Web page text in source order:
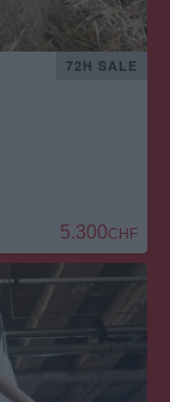
72H SALE
5.300,00